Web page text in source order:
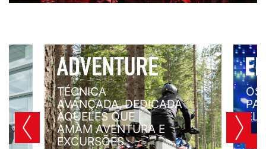
TÉCNICA
AVANÇADA, DEDICADA
ÀQUELES QUE
AMAM AVENTURA E
EXCURSÕES
OS